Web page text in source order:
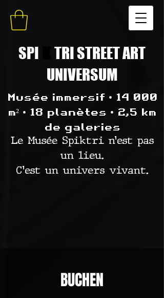
SPI
TRI STREET ART
UNIVERSUM
Musée immersif • 14 000
m² • 18 planètes • 2,5 km
de galeries
Le Musée Spiktri n’est pas
un lieu.
C’est un univers vivant.
BUCHEN